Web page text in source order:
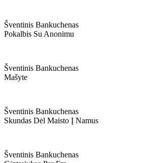
Šventinis Bankuchenas
Pokalbis Su Anonimu
Šventinis Bankuchenas
Mašyte
Šventinis Bankuchenas
Skundas Dėl Maisto Į Namus
Šventinis Bankuchenas